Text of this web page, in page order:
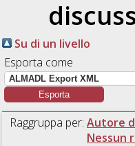
Su di un livello
Esporta come
Raggruppa per: Autore
Nessun